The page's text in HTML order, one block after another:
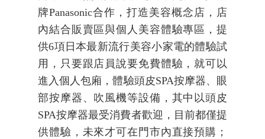
牌Panasonic合作，打造美容概念店，店
內結合販賣區與個人美容體驗專區，提
供6項日本最新流行美容小家電的體驗試
用，只要跟店員說要免費體驗，就可以
進入個人包廂，體驗頭皮SPA按摩器、眼
部按摩器、吹風機等設備，其中以頭皮
SPA按摩器最受消費者歡迎，目前都僅提
供體驗，未來才可在門市內直接預購；